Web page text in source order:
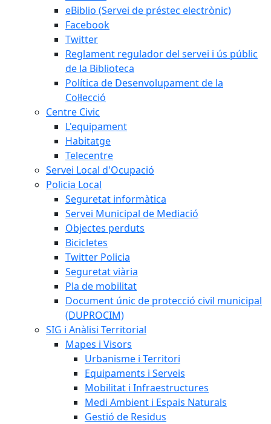
eBiblio (Servei de préstec electrònic)
Facebook
Twitter
Reglament regulador del servei i ús públic
de la Biblioteca
Política de Desenvolupament de la
Col·lecció
Centre Civic
L'equipament
Habitatge
Telecentre
Servei Local d'Ocupació
Policia Local
Seguretat informàtica
Servei Municipal de Mediació
Objectes perduts
Bicicletes
Twitter Policia
Seguretat viària
Pla de mobilitat
Document únic de protecció civil municipal
(DUPROCIM)
SIG i Anàlisi Territorial
Mapes i Visors
Urbanisme i Territori
Equipaments i Serveis
Mobilitat i Infraestructures
Medi Ambient i Espais Naturals
Gestió de Residus